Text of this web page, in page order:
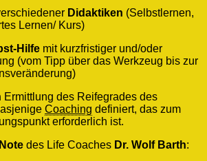
Didaktiken (Selbstlernen,
Lernen/ Kurs)
Hilfe mit kurzfristiger und/oder
(vom Tipp über das Werkzeug bis zur
Ermittlung des Reifegrades des
Coaching definiert, das zum
erforderlich ist.
des Life Coaches Dr. Wolf Barth: